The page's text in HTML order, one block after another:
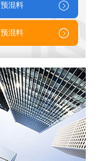
预混料
预混料